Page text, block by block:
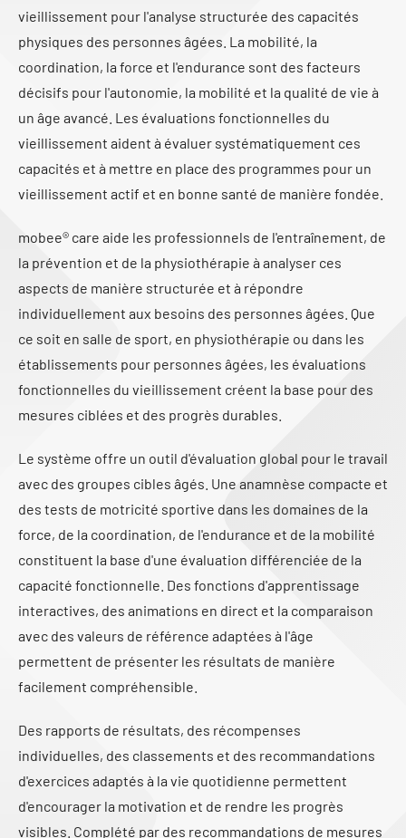
vieillissement pour l'analyse structurée des capacités
physiques des personnes âgées. La mobilité, la
coordination, la force et l'endurance sont des facteurs
décisifs pour l'autonomie, la mobilité et la qualité de vie à
un âge avancé. Les évaluations fonctionnelles du
vieillissement aident à évaluer systématiquement ces
capacités et à mettre en place des programmes pour un
vieillissement actif et en bonne santé de manière fondée.
mobee® care aide les professionnels de l'entraînement, de
la prévention et de la physiothérapie à analyser ces
aspects de manière structurée et à répondre
individuellement aux besoins des personnes âgées. Que
ce soit en salle de sport, en physiothérapie ou dans les
établissements pour personnes âgées, les évaluations
fonctionnelles du vieillissement créent la base pour des
mesures ciblées et des progrès durables.
Le système offre un outil d'évaluation global pour le travail
avec des groupes cibles âgés. Une anamnèse compacte et
des tests de motricité sportive dans les domaines de la
force, de la coordination, de l'endurance et de la mobilité
constituent la base d'une évaluation différenciée de la
capacité fonctionnelle. Des fonctions d'apprentissage
interactives, des animations en direct et la comparaison
avec des valeurs de référence adaptées à l'âge
permettent de présenter les résultats de manière
facilement compréhensible.
Des rapports de résultats, des récompenses
individuelles, des classements et des recommandations
d'exercices adaptés à la vie quotidienne permettent
d'encourager la motivation et de rendre les progrès
visibles. Complété par des recommandations de mesures